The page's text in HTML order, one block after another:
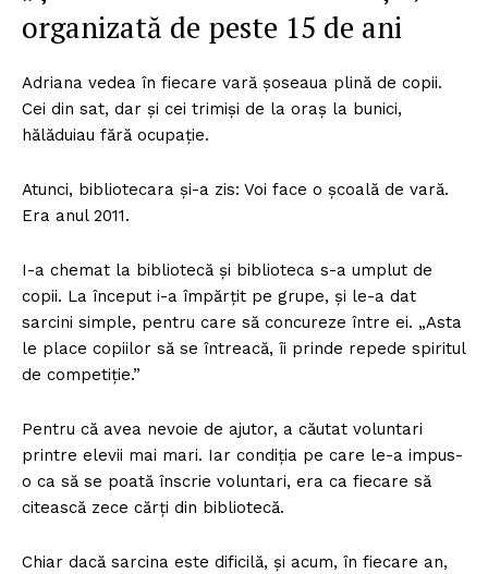
organizată de peste 15 de ani
Adriana vedea în fiecare vară șoseaua plină de copii.
Cei din sat, dar și cei trimiși de la oraș la bunici,
hălăduiau fără ocupație.
Atunci, bibliotecara și-a zis: Voi face o școală de vară.
Era anul 2011.
I-a chemat la bibliotecă și biblioteca s-a umplut de
copii. La început i-a împărțit pe grupe, și le-a dat
sarcini simple, pentru care să concureze între ei. „Asta
le place copiilor să se întreacă, îi prinde repede spiritul
de competiție.”
Pentru că avea nevoie de ajutor, a căutat voluntari
printre elevii mai mari. Iar condiția pe care le-a impus-
o ca să se poată înscrie voluntari, era ca fiecare să
citească zece cărți din bibliotecă.
Chiar dacă sarcina este dificilă, și acum, în fiecare an,